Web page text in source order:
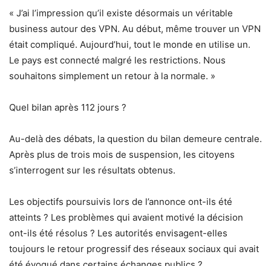
« J’ai l’impression qu’il existe désormais un véritable
business autour des VPN. Au début, même trouver un VPN
était compliqué. Aujourd’hui, tout le monde en utilise un.
Le pays est connecté malgré les restrictions. Nous
souhaitons simplement un retour à la normale. »
Quel bilan après 112 jours ?
Au-delà des débats, la question du bilan demeure centrale.
Après plus de trois mois de suspension, les citoyens
s’interrogent sur les résultats obtenus.
Les objectifs poursuivis lors de l’annonce ont-ils été
atteints ? Les problèmes qui avaient motivé la décision
ont-ils été résolus ? Les autorités envisagent-elles
toujours le retour progressif des réseaux sociaux qui avait